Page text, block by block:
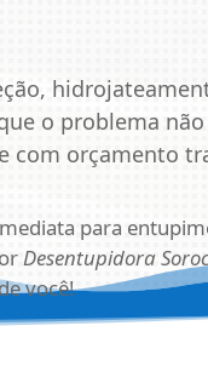
o problema
com orçamento
para
Desentupidora
você!